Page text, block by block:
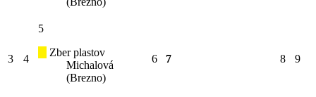
3 4
5
Zber plastov
Michalová
(Brezno)
6 7 8 9